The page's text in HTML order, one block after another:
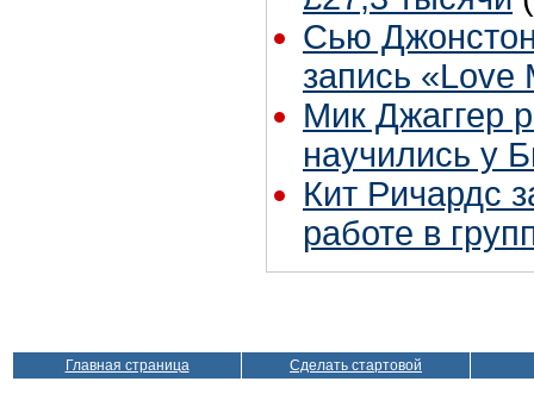
Сью
запись «Love
Мик Джаггер
научились у
Кит Ричардс
работе в
Главная страница Сделать стартовой